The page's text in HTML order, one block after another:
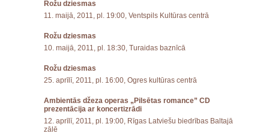
Rožu dziesmas
11. maijā, 2011, pl. 19:00, Ventspils Kultūras centrā
Rožu dziesmas
10. maijā, 2011, pl. 18:30, Turaidas baznīcā
Rožu dziesmas
25. aprīlī, 2011, pl. 16:00, Ogres kultūras centrā
Ambientās džeza operas „Pilsētas romance” CD
prezentācija ar koncertizrādi
12. aprīlī, 2011, pl. 19:00, Rīgas Latviešu biedrības Baltajā
zālē